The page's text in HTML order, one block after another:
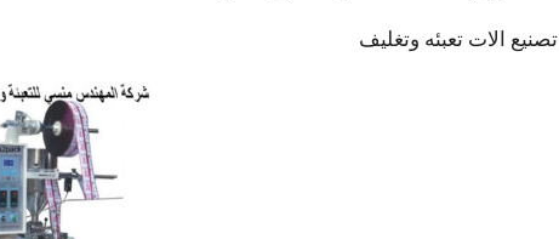
‏‏تصنيع الات تعبئه وتغليف